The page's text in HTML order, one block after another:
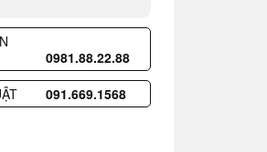
0981.88.22.88
091.669.1568